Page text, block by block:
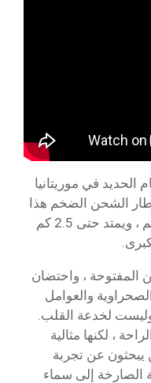
الحديد في موريتانيا
الشحن الضخم هذا
بأنه أحد أطول القطارات في العالم ، ويمتد حتى 2.5 كم
، واحتضان
والعوامل
لخدعة القلب.
، لكنها مثالية
يبحثون عن تجربة
الصارخة إلى سماء